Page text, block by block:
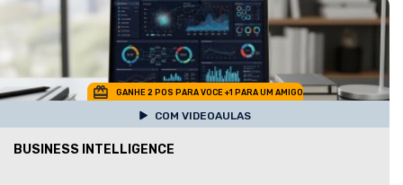
GANHE 2 POS PARA VOCE +1 PARA UM AMIGO
COM VIDEOAULAS
BUSINESS INTELLIGENCE